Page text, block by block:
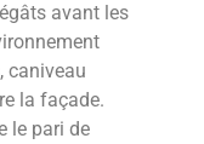
avant les
caniveau
la façade.
le pari de